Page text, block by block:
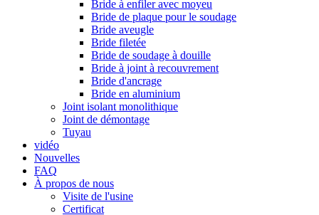
Bride à enfiler avec moyeu
Bride de plaque pour le soudage
Bride aveugle
Bride filetée
Bride de soudage à douille
Bride à joint à recouvrement
Bride d'ancrage
Bride en aluminium
Joint isolant monolithique
Joint de démontage
Tuyau
vidéo
Nouvelles
FAQ
À propos de nous
Visite de l'usine
Certificat